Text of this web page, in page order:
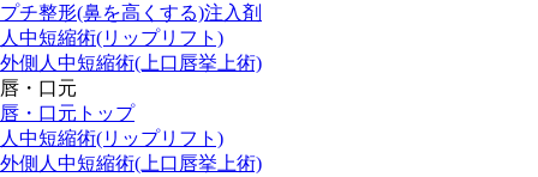
プチ整形(鼻を高くする)注入剤
人中短縮術(リップリフト)
外側人中短縮術(上口唇挙上術)
唇・口元
唇・口元トップ
人中短縮術(リップリフト)
外側人中短縮術(上口唇挙上術)